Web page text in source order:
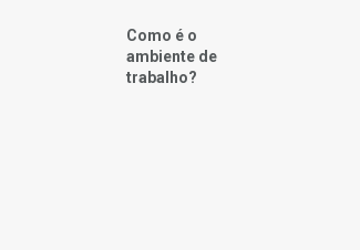
Como é o
ambiente de
trabalho?